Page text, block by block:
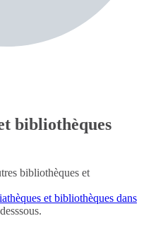
bibliothèques
bibliothèques et
et bibliothèques dans